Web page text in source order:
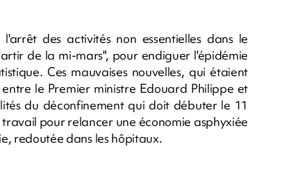
des activités non essentielles dans le
de la mi-mars", pour endiguer l'épidémie
Ces mauvaises nouvelles, qui étaient
le Premier ministre Edouard Philippe et
du déconfinement qui doit débuter le 11
pour relancer une économie asphyxiée
redoutée dans les hôpitaux.